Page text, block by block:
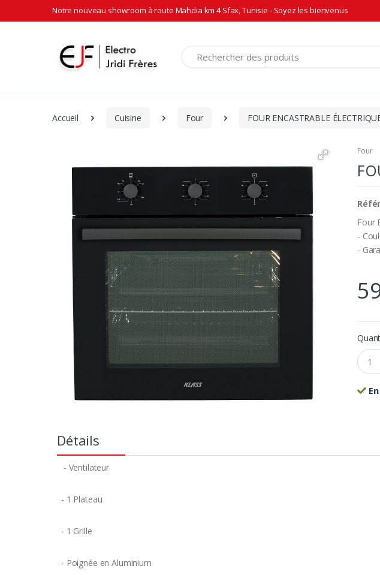
Notre nouveau showroom à route Mahdia km 4 Sfax, Tunisie - Soyez les bienvenus
Accueil Cuisine Four FOUR ENCASTRABLE
Four
Four
-
-
Détails
- Ventilateur
- 1 Plateau
- 1 Grille
- Poignée en Aluminium